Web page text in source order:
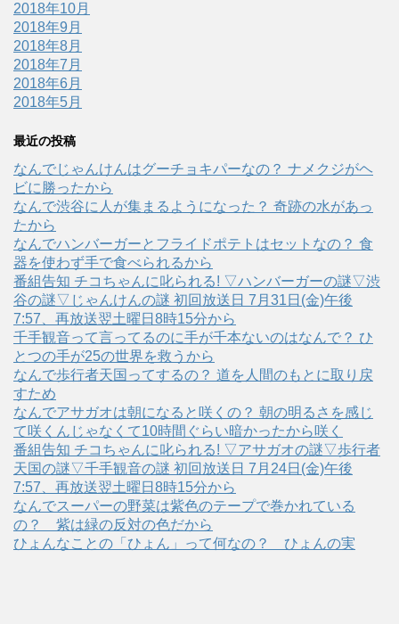
2018年10月
2018年9月
2018年8月
2018年7月
2018年6月
2018年5月
最近の投稿
なんでじゃんけんはグーチョキパーなの？ ナメクジがヘ
ビに勝ったから
なんで渋谷に人が集まるようになった？ 奇跡の水があっ
たから
なんでハンバーガーとフライドポテトはセットなの？ 食
器を使わず手で食べられるから
番組告知 チコちゃんに叱られる! ▽ハンバーガーの謎▽渋
谷の謎▽じゃんけんの謎 初回放送日 7月31日(金)午後
7:57、再放送翌土曜日8時15分から
千手観音って言ってるのに手が千本ないのはなんで？ ひ
とつの手が25の世界を救うから
なんで歩行者天国ってするの？ 道を人間のもとに取り戻
すため
なんでアサガオは朝になると咲くの？ 朝の明るさを感じ
て咲くんじゃなくて10時間ぐらい暗かったから咲く
番組告知 チコちゃんに叱られる! ▽アサガオの謎▽歩行者
天国の謎▽千手観音の謎 初回放送日 7月24日(金)午後
7:57、再放送翌土曜日8時15分から
なんでスーパーの野菜は紫色のテープで巻かれている
の？ 紫は緑の反対の色だから
ひょんなことの「ひょん」って何なの？ ひょんの実